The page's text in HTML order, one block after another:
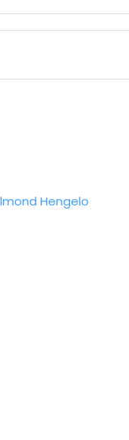
Hengelo